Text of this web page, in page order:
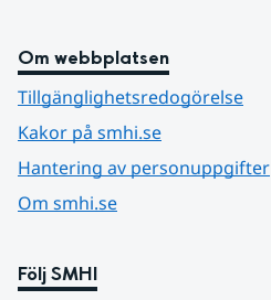
Om webbplatsen
Tillgänglighetsredogörelse
Kakor på smhi.se
Hantering av personuppgifter
Om smhi.se
Följ SMHI